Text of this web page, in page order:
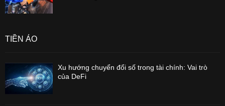
TIỀN ẢO
Xu hướng chuyển đổi số trong tài chính: Vai trò
của DeFi